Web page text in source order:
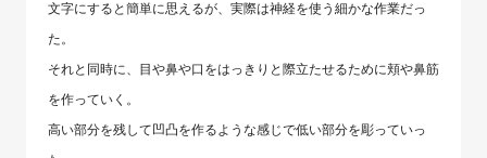
文字にすると簡単に思えるが、実際は神経を使う細かな作業だっ
た。
それと同時に、目や鼻や口をはっきりと際立たせるために頬や鼻筋
を作っていく。
高い部分を残して凹凸を作るような感じで低い部分を彫っていっ